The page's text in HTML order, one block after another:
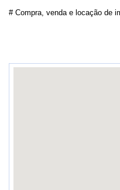
# Compra, venda e locação de